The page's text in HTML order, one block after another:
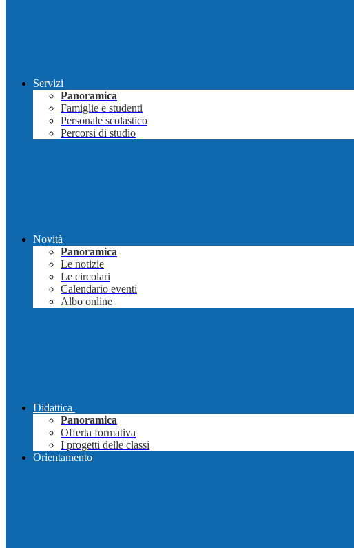
Servizi
Panoramica
Famiglie e studenti
Personale scolastico
Percorsi di studio
Novità
Panoramica
Le notizie
Le circolari
Calendario eventi
Albo online
Didattica
Panoramica
Offerta formativa
I progetti delle classi
Orientamento